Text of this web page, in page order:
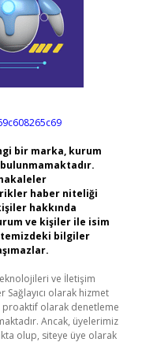
bir marka, kurum
haber niteliği
hakkında
ve kişiler ile isim
bilgiler
ve İletişim
Sağlayıcı olarak hizmet
olarak denetleme
Ancak, üyelerimiz
olup, siteye üye olarak